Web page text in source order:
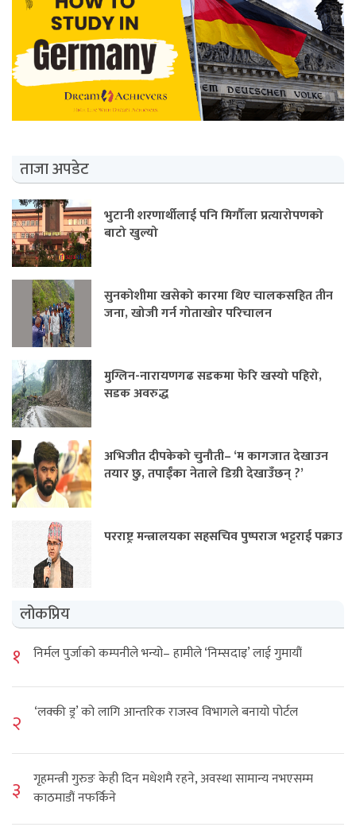
ताजा अपडेट
भुटानी शरणार्थीलाई पनि मिर्गौला प्रत्यारोपणको
बाटो खुल्यो
सुनकोशीमा खसेको कारमा थिए चालकसहित तीन
जना, खोजी गर्न गोताखोर परिचालन
मुग्लिन-नारायणगढ सडकमा फेरि खस्यो पहिरो,
सडक अवरुद्ध
अभिजीत दीपकेको चुनौती– ‘म कागजात देखाउन
तयार छु, तपाईंका नेताले डिग्री देखाउँछन् ?’
परराष्ट्र मन्त्रालयका सहसचिव पुष्पराज भट्टराई पक्राउ
लोकप्रिय
१ निर्मल पुर्जाको कम्पनीले भन्यो– हामीले ‘निम्सदाइ’ लाई गुमायौं
२ ‘लक्की ड्र’ को लागि आन्तरिक राजस्व विभागले बनायो पोर्टल
३
गृहमन्त्री गुरुङ केही दिन मधेशमै रहने, अवस्था सामान्य नभएसम्म
काठमाडौं नफर्किने